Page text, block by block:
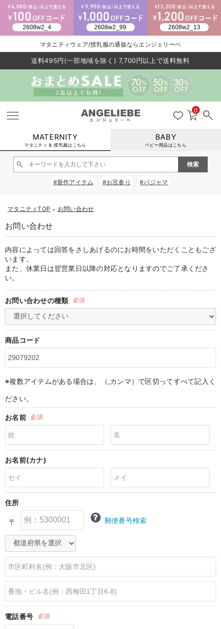
戻る
マタニティウェア全て
マタニティ ワンピース
マタニティ パンツ
マタニティ スカート
マタニティ トップス
マタニティ アウター（コート）・ママコート
戻る
マタニティ 下着・インナー全て
マタニティ ショーツ
妊婦帯・腹帯・産前ガードル
マタニティ 授乳 キャミソール
産褥ショーツ
骨盤・マタニティベルト （妊娠中・産後）
産後 ガードル インナー
マタニティ 腹巻き
戻る
授乳ワンピース
授乳トップス
戻る
マタニティ フォーマル全て
マタニティ スーツ
マタニティ オフィス 通勤服
マタニティ ドレス（結婚式・お呼ばれ）
マタニティ フォーマル パンツ・ボトムス
戻る
妊婦用 抱き枕・授乳クッション
授乳 ケープ
戻る
マタニティレッグウェア全て
マタニティストッキング・タイツ
マタニティレギンス
戻る
マタニティ ボディケア全て
妊娠線クリーム
戻る
アウトレット全て
【アウトレット】ワンピース
【アウトレット】トップス・授乳トップス
【アウトレット】ボトムス
【アウトレット】パジャマ
【アウトレット】インナー
【アウトレット】ベビー
戻る
抗菌防臭加工
透け防止
見えてもカワイイ
コットン素材
冷房対策
接触冷感素材
Tシャツブラ
ブラトップ
親子セット
快適機能ウェア特集 パジャマ
erbaviva（エルバビーバ）
ハレの日に着るANGELIEBEのセレモニー
買って正解！高評価レビューアイテム
冬に可愛いニットがお得！
親子コーデ｜ママとベビーにおすすめ！
便利な育児家電
Gift Selection 出産祝い
戻る
再入荷｜インナー
再入荷｜アウター
送料無料アイテム全て
パンツ
スカート
パジャマ
インナー
雑貨
ベビー
ブラキャミ おまとめ
MAX55%OFF ブラックフ
【37周年祭セール】
気温差別オススメア
マタニティウェア
こだわりの履き心地
レギンス
オフィス
きれいめスカート派
きれいめ美脚パンツ派
ツィード派
王道シンプル派
セットアップ派
出産準備応援割全て
ベビー
【フォーマル】トッ
【ベビー】グッズ
コンビ肌着
短肌着
セット
快適ウェア10%OFF
春のマタニティワン
Iライン ・タイトシル
ジャンパースカート/
ワーク・オフィス
カジュアル
フォーマル / オケー
あったかアイテム｜
Gift Selection 出産
〜10,000円（税込）
10,001円（税込）〜
女の子におススメの
男の子におススメの
定番ギフト
もらって嬉しいギフト
かわいくておもしろ
冬の冷え対策インナ
腹巻・ひざ上パンツ
保温&リカバリー
レギンス・タイツ
カップ付きインナー
あったか度◎
裏起毛素材
入院準備の持ち物チ
産後に使うグッズ
冬のあったか特集全て
【冬のあったか特集
【冬のあったか特集
マタニティウェア/授乳服の通販ならエンジェリーベ
2026/NewArrival
送料495円(一部地域を除く) 7,700円以上で送料無料
LINE お友達登録で500円OFF click
0
MATERNITY
マタニティ & 授乳服はこちら
BABY
ベビー用品はこちら
#新作アイテム #お宮参り #パジャマ
マタニティTOP ＞ お問い合わせ
お問い合わせ
内容によっては回答をさしあげるのにお時間をいただくこともござ
います。
また、休業日は翌営業日以降の対応となりますのでご了承くださ
い。
お問い合わせの種類 必須
商品コード
※複数アイテムがある場合は、（,カンマ）で区切ってすべて記入く
ださい。
お名前 必須
お名前(カナ)
住所
〒 郵便番号検索
電話番号 必須